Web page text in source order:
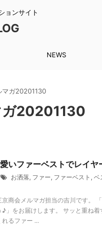
ョンサイト
NEWS
マガ20201130
ガ20201130
いファーベストでレイ
お洒落, ファー, ファーベスト , ベ
京商会メルマガ担当の吉川です。
♪」をお届けします。 サッと重ね
るファー ...